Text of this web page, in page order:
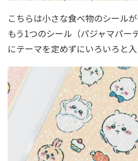
こちらは小さな食べ物のシールが
もう1つのシール（パジャマパー
にテーマを定めずにいろいろと入